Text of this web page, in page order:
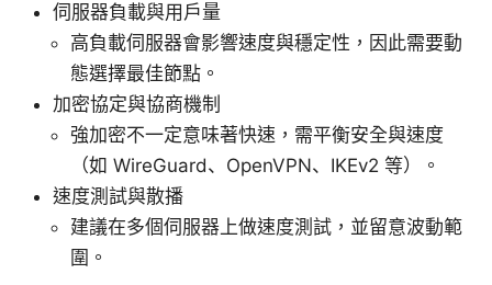
伺服器負載與用戶量
高負載伺服器會影響速度與穩定性，因此需要動
態選擇最佳節點。
加密協定與協商機制
強加密不一定意味著快速，需平衡安全與速度
（如 WireGuard、OpenVPN、IKEv2 等）。
速度測試與散播
建議在多個伺服器上做速度測試，並留意波動範
圍。